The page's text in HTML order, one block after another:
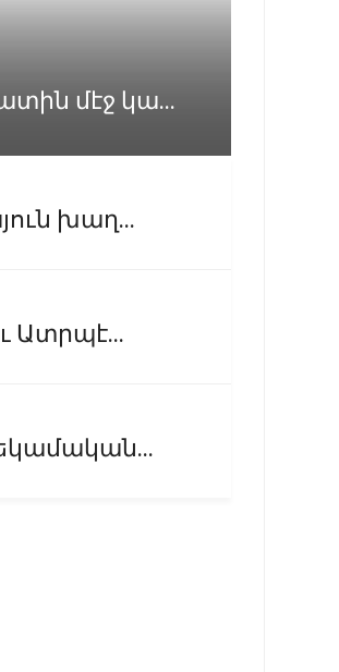
մէջ կա...
խաղ...
Ատրպէ...